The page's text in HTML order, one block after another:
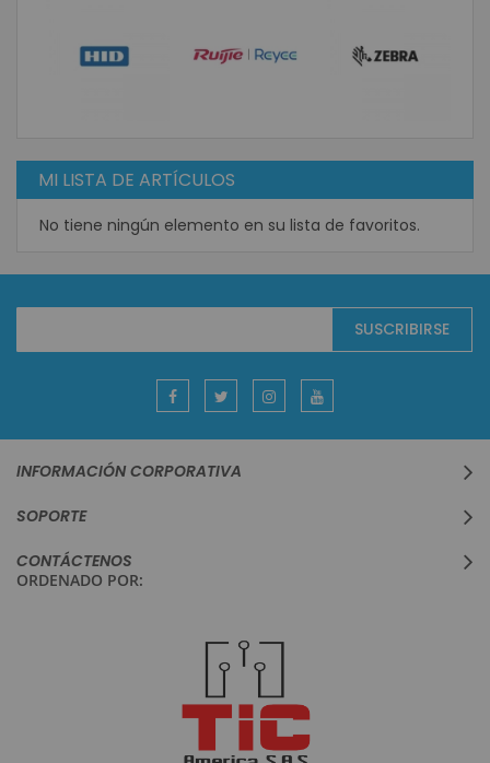
MI LISTA DE ARTÍCULOS
No tiene ningún elemento en su lista de favoritos.
Suscríbase
boletín
SUSCRIBIRSE
INFORMACIÓN CORPORATIVA
SOPORTE
CONTÁCTENOS
ORDENADO POR: